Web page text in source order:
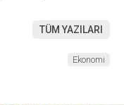
TÜM YAZILARI
Ekonomi